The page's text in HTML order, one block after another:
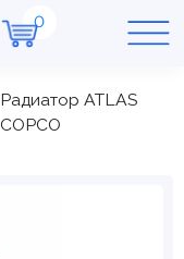
Радиатор ATLAS
COPCO